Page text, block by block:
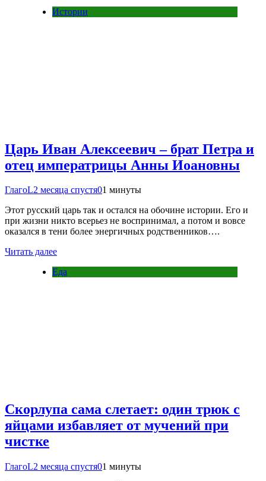
Истории
Царь Иван Алексеевич – брат Петра и
отец императрицы Анны Иоановны
ГлагоL2 месяца спустя01 минуты
Этот русский царь так и остался на обочине истории. Его и
при жизни никто всерьез не воспринимал, а потом и вовсе
оказался в тени более энергичных родственников….
Читать далее
Еда
Скорлупа сама слетает: один трюк с
яйцами избавляет от мучений при
чистке
ГлагоL2 месяца спустя01 минуты